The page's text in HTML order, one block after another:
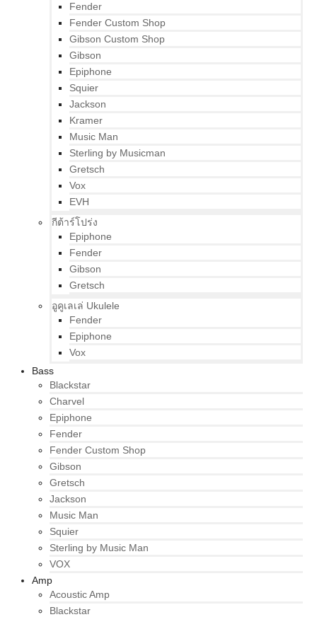
Fender
Fender Custom Shop
Gibson Custom Shop
Gibson
Epiphone
Squier
Jackson
Kramer
Music Man
Sterling by Musicman
Gretsch
Vox
EVH
กีต้าร์โปร่ง
Epiphone
Fender
Gibson
Gretsch
อูคูเลเล่ Ukulele
Fender
Epiphone
Vox
Bass
Blackstar
Charvel
Epiphone
Fender
Fender Custom Shop
Gibson
Gretsch
Jackson
Music Man
Squier
Sterling by Music Man
VOX
Amp
Acoustic Amp
Blackstar